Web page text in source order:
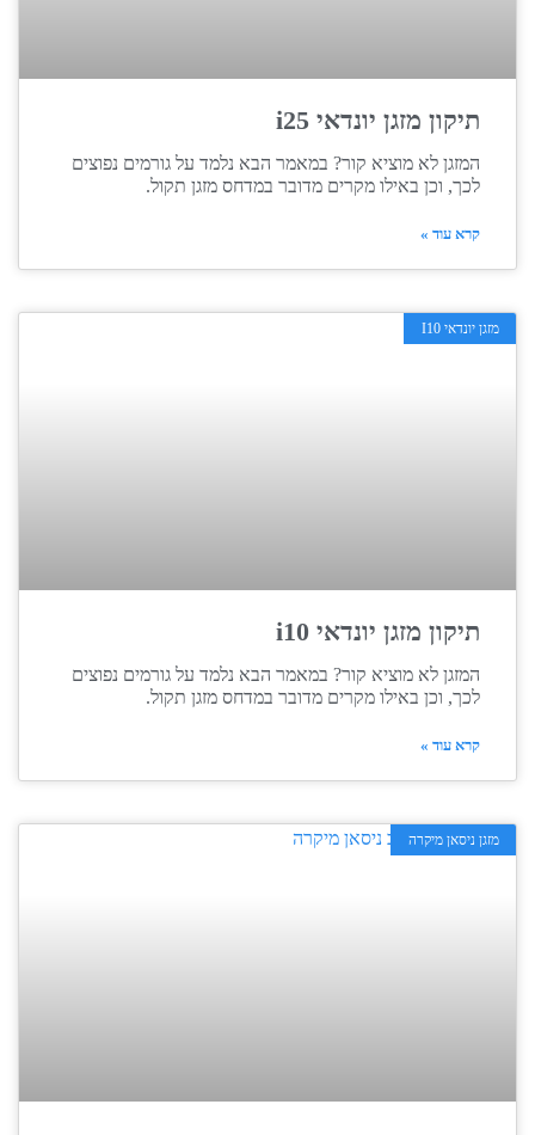
תיקון מזגן יונדאי i25
המזגן לא מוציא קור? במאמר הבא נלמד על גורמים נפוצים
לכך, וכן באילו מקרים מדובר במדחס מזגן תקול.
קרא עוד »
מזגן יונדאי I10
תיקון מזגן יונדאי i10
המזגן לא מוציא קור? במאמר הבא נלמד על גורמים נפוצים
לכך, וכן באילו מקרים מדובר במדחס מזגן תקול.
קרא עוד »
מזגן ניסאן מיקרה